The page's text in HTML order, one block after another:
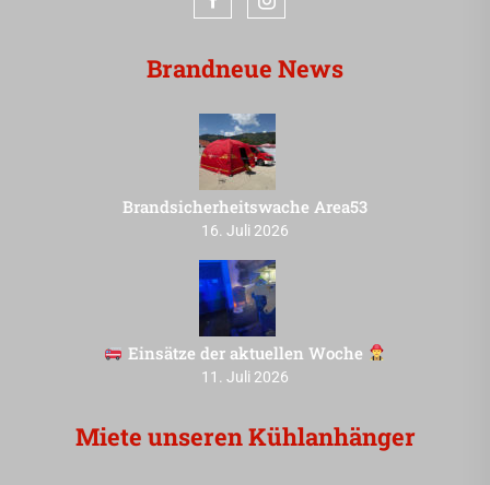
Brandneue News
Brandsicherheitswache Area53
16. Juli 2026
Einsätze der aktuellen Woche
11. Juli 2026
Miete unseren Kühlanhänger